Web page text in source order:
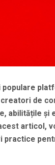
populare
de
abilitățile și
articol,